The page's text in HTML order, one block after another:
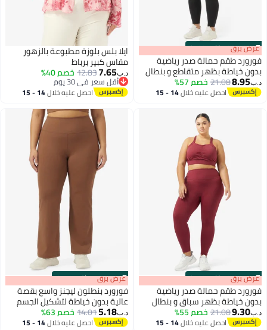
00m:00s
·باقي 100% عرض برق
فورورد طقم حمالة صدر رياضية
بدون خياطة بظهر متقاطع و بنطال
ضيق عالي الخصر
د.ب‏8.95
21.08خصم 57%
احصل عليه خلال 14 - 15
ايلا بلس بلوزة مطبوعة بالزهور
مقاس كبير برباط
د.ب‏7.65
12.83خصم 40%
أقل سعر في 30 يوم
أقل سعر في 30 يوماحصل عليه خلال 14 - 15
00m:00s
·باقي 100% عرض برق
فورورد طقم حمالة صدر رياضية
بدون خياطة بظهر سباق و بنطال
ضيق عالي الخصر
د.ب‏9.30
21.08خصم 55%
احصل عليه خلال 14 - 15
00m:00s
·باقي 100% عرض برق
فورورد بنطلون ليجنز واسع بقصة
عالية بدون خياطة لتشكيل الجسم
د.ب‏5.18
14.01خصم 63%
احصل عليه خلال 14 - 15